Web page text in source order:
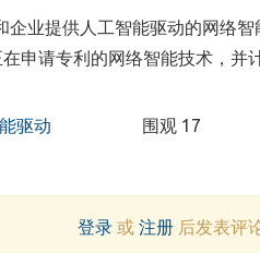
业提供人工智能驱动的网络
申请专利的网络智能技术，并
驱动 围观 17
登录 或注册 后发表评